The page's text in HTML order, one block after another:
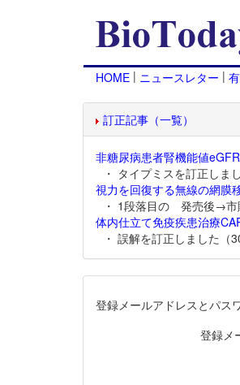
HOME | ニュースレター |
訂正記事（一覧）
非糖尿病患者腎機能値
・ タイプミスを訂正しま
視力を回復する無線の網膜
・ 1段落目の 発売後→市
体内仕立て免疫疾患治療
・ 誤解を訂正しました（
登録メールアドレスとパス
登録メ